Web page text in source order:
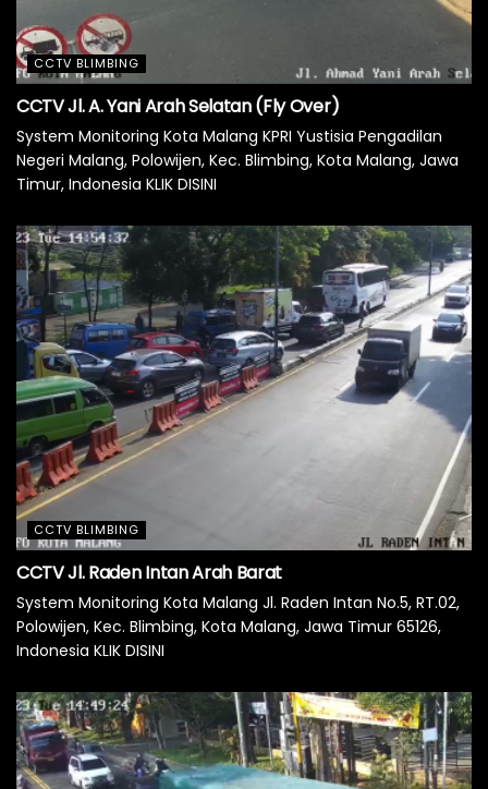
CCTV BLIMBING
CCTV Jl. A. Yani Arah Selatan (Fly Over)
System Monitoring Kota Malang KPRI Yustisia Pengadilan
Negeri Malang, Polowijen, Kec. Blimbing, Kota Malang, Jawa
Timur, Indonesia KLIK DISINI
CCTV BLIMBING
CCTV Jl. Raden Intan Arah Barat
System Monitoring Kota Malang Jl. Raden Intan No.5, RT.02,
Polowijen, Kec. Blimbing, Kota Malang, Jawa Timur 65126,
Indonesia KLIK DISINI